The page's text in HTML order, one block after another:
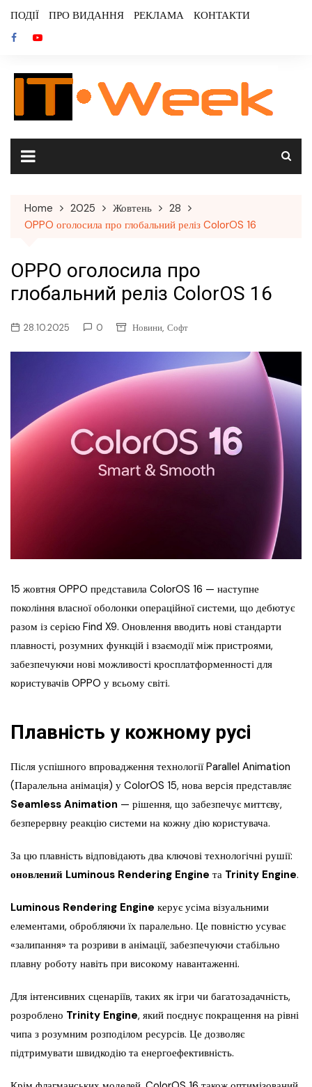
content
ПОДІЇ ПРО ВИДАННЯ РЕКЛАМА КОНТАКТИ
Home 2025 Жовтень
28
OPPO оголосила про глобальний реліз ColorOS 16
OPPO оголосила про
глобальний реліз ColorOS 16
28.10.2025 0 Новини, Софт
15 жовтня OPPO представила ColorOS 16 — наступне
покоління власної оболонки операційної системи, що дебютує
разом із серією Find X9. Оновлення вводить нові стандарти
плавності, розумних функцій і взаємодії між пристроями,
забезпечуючи нові можливості кросплатформенності для
користувачів OPPO у всьому світі.
Плавність у кожному русі
Після успішного впровадження технології Parallel Animation
(Паралельна анімація) у ColorOS 15, нова версія представляє
Seamless Animation — рішення, що забезпечує миттєву,
безперервну реакцію системи на кожну дію користувача.
За цю плавність відповідають два ключові технологічні рушії:
оновлений Luminous Rendering Engine та Trinity Engine.
Luminous Rendering Engine керує усіма візуальними
елементами, обробляючи їх паралельно. Це повністю усуває
«залипання» та розриви в анімації, забезпечуючи стабільно
плавну роботу навіть при високому навантаженні.
Для інтенсивних сценаріїв, таких як ігри чи багатозадачність,
розроблено Trinity Engine, який поєднує покращення на рівні
чипа з розумним розподілом ресурсів. Це дозволяє
підтримувати швидкодію та енергоефективність.